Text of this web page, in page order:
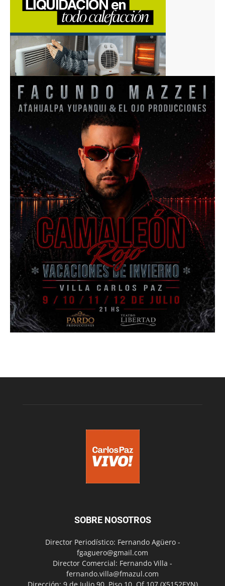
SOBRE NOSOTROS
Director Periodístico: Fernando Agüero -
fgaguero@gmail.com
Director Comercial: Fernando Villa -
fernando.villa@fmazul.com